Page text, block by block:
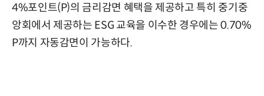
4%포인트(P)의 금리감면 혜택을 제공하고 특히 중기중
앙회에서 제공하는 ESG 교육을 이수한 경우에는 0.70%
P까지 자동감면이 가능하다.